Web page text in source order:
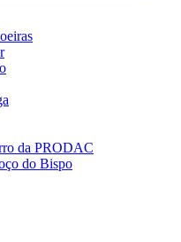
da PRODAC
do Bispo